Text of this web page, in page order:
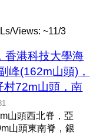
Views: ~11/3
香港科技大學海
峰(162m山頭)，
村72m山頭，南
山頭西北脊，亞
山頭東南脊，銀